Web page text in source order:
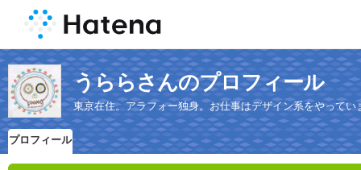
うららさんのプロフィール
東京在住。アラフォー独身。お仕事はデザイン系をやってい
プロフィール